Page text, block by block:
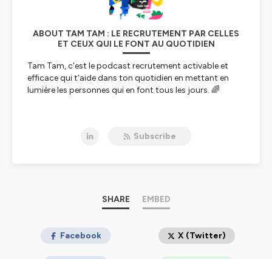
ABOUT TAM TAM : LE RECRUTEMENT PAR CELLES
ET CEUX QUI LE FONT AU QUOTIDIEN
Tam Tam, c'est le podcast recrutement activable et
efficace qui t'aide dans ton quotidien en mettant en
lumière les personnes qui en font tous les jours. 🌈
jamais entendu aileurs. 😉
aujourd'hui cofondateur de
Blendy
ou avec Elise, mon
Subscribe
SHARE EMBED
Facebook X (Twitter)